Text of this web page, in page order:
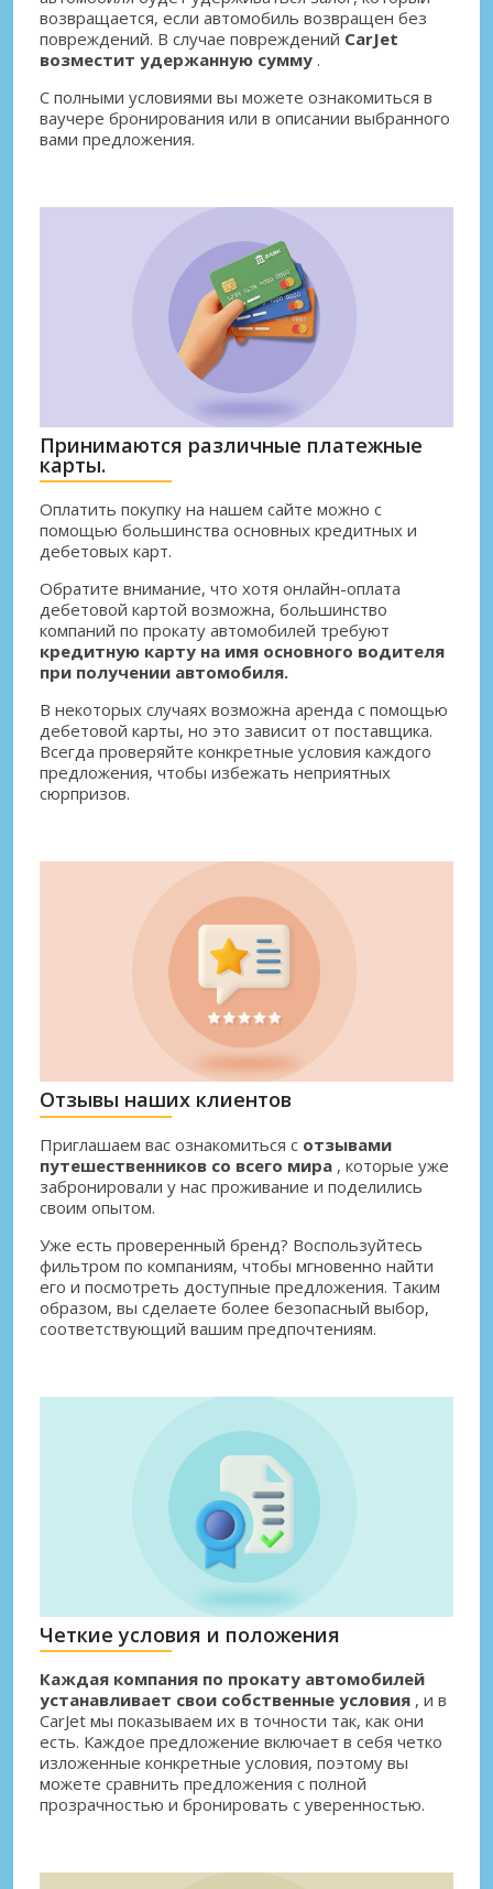
возвращается, если автомобиль возвращен без
повреждений. В случае повреждений CarJet
возместит удержанную сумму .
С полными условиями вы можете ознакомиться в
ваучере бронирования или в описании выбранного
вами предложения.
Принимаются различные платежные
карты.
Оплатить покупку на нашем сайте можно с
помощью большинства основных кредитных и
дебетовых карт.
Обратите внимание, что хотя онлайн-оплата
дебетовой картой возможна, большинство
компаний по прокату автомобилей требуют
кредитную карту на имя основного водителя
при получении автомобиля.
В некоторых случаях возможна аренда с помощью
дебетовой карты, но это зависит от поставщика.
Всегда проверяйте конкретные условия каждого
предложения, чтобы избежать неприятных
сюрпризов.
Отзывы наших клиентов
Приглашаем вас ознакомиться с отзывами
путешественников со всего мира , которые уже
забронировали у нас проживание и поделились
своим опытом.
Уже есть проверенный бренд? Воспользуйтесь
фильтром по компаниям, чтобы мгновенно найти
его и посмотреть доступные предложения. Таким
образом, вы сделаете более безопасный выбор,
соответствующий вашим предпочтениям.
Четкие условия и положения
Каждая компания по прокату автомобилей
устанавливает свои собственные условия , и в
CarJet мы показываем их в точности так, как они
есть. Каждое предложение включает в себя четко
изложенные конкретные условия, поэтому вы
можете сравнить предложения с полной
прозрачностью и бронировать с уверенностью.